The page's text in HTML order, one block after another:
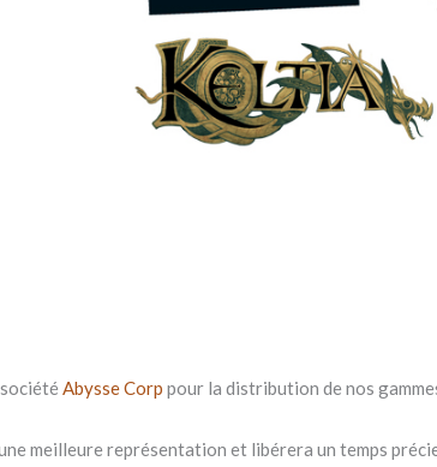
Abysse Corp pour la distribution de nos
meilleure représentation et libérera un temps